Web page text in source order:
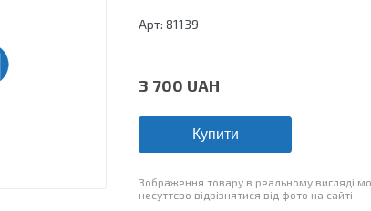
Арт: 81139
3 700 UAH
Купити
Зображення товару в реальному вигляді
несуттєво відрізнятися від фото на сайті